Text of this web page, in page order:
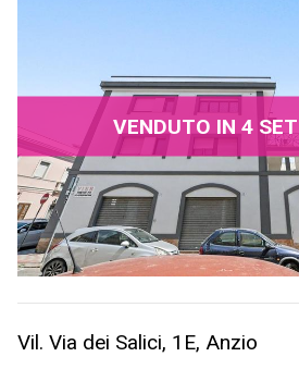
VENDUTO IN 4
Vil. Via dei Salici, 1E, Anzio